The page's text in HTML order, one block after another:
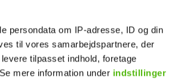
persondata om IP-adresse, ID og din
til vores samarbejdspartnere, der
tilpasset indhold, foretage
mere information under indstillinger
ikke